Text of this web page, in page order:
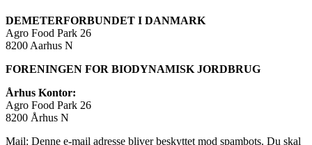
DEMETERFORBUNDET I DANMARK
Agro Food Park 26
8200 Aarhus N
FORENINGEN FOR BIODYNAMISK JORDBRUG
Århus Kontor:
Agro Food Park 26
8200 Århus N
Mail: Denne e-mail adresse bliver beskyttet mod spambots. Du skal